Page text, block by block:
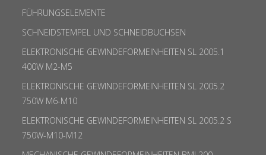
FÜHRUNGSELEMENTE
SCHNEIDSTEMPEL UND SCHNEIDBUCHSEN
ELEKTRONISCHE GEWINDEFORMEINHEITEN SL 2005.1
400W M2-M5
ELEKTRONISCHE GEWINDEFORMEINHEITEN SL 2005.2
750W M6-M10
ELEKTRONISCHE GEWINDEFORMEINHEITEN SL 2005.2 S
750W-M10-M12